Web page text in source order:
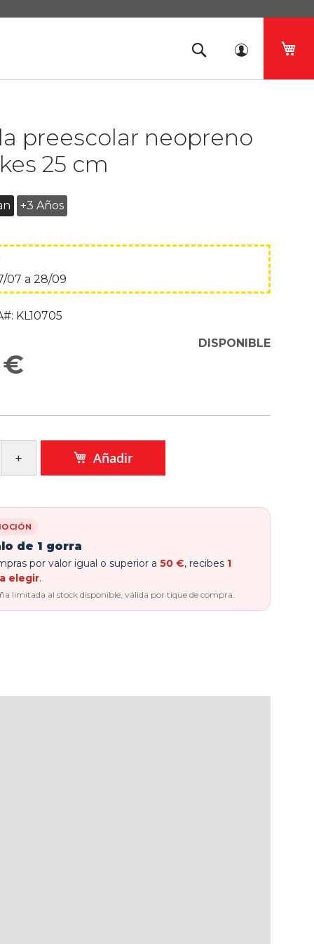
preescolar neopreno
25 cm
+3 Años
07 a 28/09
KL10705
€
DISPONIBLE
Añadir
de 1 gorra
por valor igual o superior a 50 €, recibes 1
elegir.
limitada al stock disponible, válida por tique de compra.